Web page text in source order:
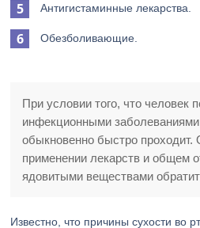
Антигистаминные лекарства.
Обезболивающие.
При условии того, что человек
инфекционными
обыкновенно быстро проходит.
применении лекарств и общем
ядовитыми веществами
Известно, что причины сухости во